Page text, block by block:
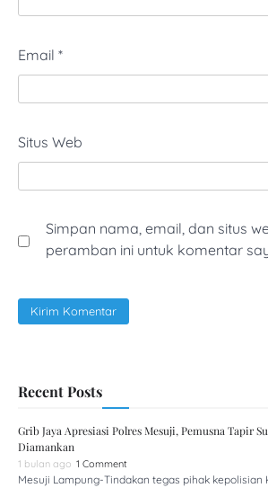
Email *
Situs Web
Simpan nama, email, dan situs
peramban ini untuk komentar
Recent Posts
Grib Jaya Apresiasi Polres Mesuji, Pemusna Tapir
Diamankan
1 bulan ago 1 Comment
Mesuji Lampung-Tindakan tegas pihak kepolisian